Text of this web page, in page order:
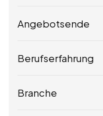
Angebotsende
Berufserfahrung
Branche